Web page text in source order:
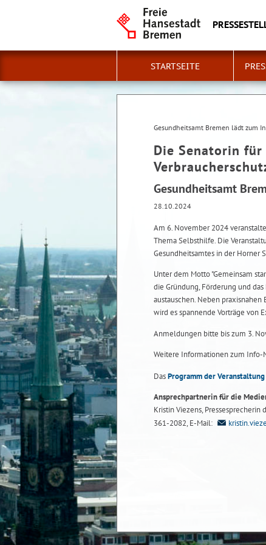
STARTSEITE
Gesundheitsamt Bremen lädt zum
Die Senatorin für
Gesundheitsamt
28.10.2024
Am 6. November 2024
Thema Selbsthilfe. Die
Gesundheitsamtes in der Horner
Unter dem Motto "Gemeinsam
die Gründung, Förderung und
austauschen. Neben
wird es spannende Vorträge von
Anmeldungen bitte bis zum 3.
Weitere Informationen zum Info-
DasProgramm der Veranstaltung
Ansprechpartnerin für die
Kristin Viezens, Pressesprecherin
361-2082, E-Mail: